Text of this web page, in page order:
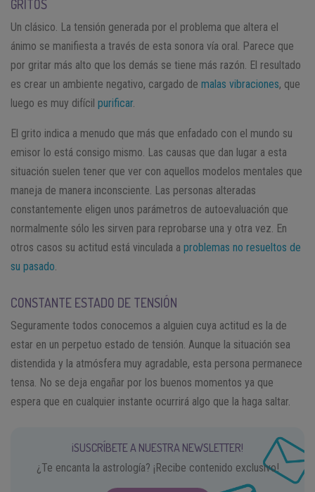
GRITOS
Un clásico. La tensión generada por el problema que altera el
ánimo se manifiesta a través de esta sonora vía oral. Parece que
por gritar más alto que los demás se tiene más razón. El resultado
es crear un ambiente negativo, cargado de malas vibraciones, que
luego es muy difícil purificar.
El grito indica a menudo que más que enfadado con el mundo su
emisor lo está consigo mismo. Las causas que dan lugar a esta
situación suelen tener que ver con aquellos modelos mentales que
maneja de manera inconsciente. Las personas alteradas
constantemente eligen unos parámetros de autoevaluación que
normalmente sólo les sirven para reprobarse una y otra vez. En
otros casos su actitud está vinculada a problemas no resueltos de
su pasado
CONSTANTE ESTADO DE TENSIÓN
Seguramente todos conocemos a alguien cuya actitud es la de
estar en un perpetuo estado de tensión. Aunque la situación sea
distendida y la atmósfera muy agradable, esta persona permanece
tensa. No se deja engañar por los buenos momentos ya que
espera que en cualquier instante ocurrirá algo que la haga saltar.
¡SUSCRÍBETE A NUESTRA NEWSLETTER!
¿Te encanta la astrología? ¡Recibe contenido exclusivo!